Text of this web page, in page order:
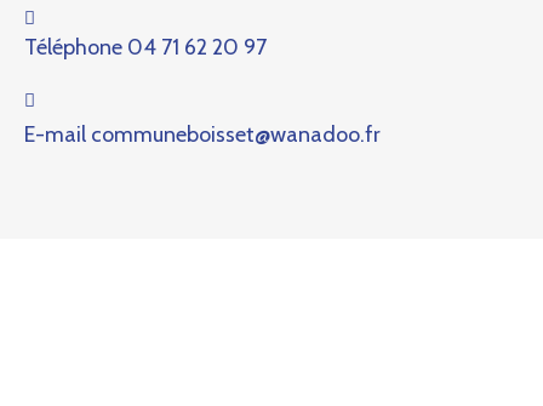
Téléphone 04 71 62 20 97
E-mail communeboisset@wanadoo.fr